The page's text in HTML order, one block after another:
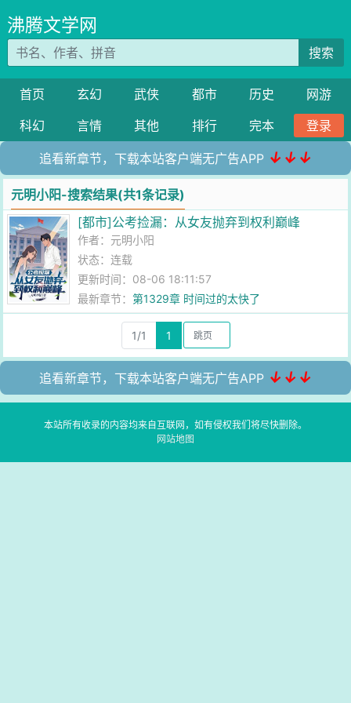
沸腾文学网
搜索
首页 玄幻 武侠 都市 历史
网游
科幻
言情 其他 排行 完本 登录
追看新章节，下载本站客户端无广告APP ↓↓↓
元明小阳-搜索结果(共1条记录)
[都市]公考捡漏：从女友抛弃到权利巅峰
作者： 元明小阳
状态：连载
更新时间：08-06 18:11:57
最新章节：第1329章 时间过的太快了
1/1 1
追看新章节，下载本站客户端无广告APP ↓↓↓
本站所有收录的内容均来自互联网，如有侵权我们将尽快删除。
网站地图